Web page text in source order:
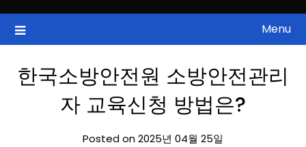
content
ZAN 주식정보
국내증시, 해외증시, 급등주, 낙폭과대, 골든크로스, 상한가, 하한가 등
의 주식 정보.
Menu
한국소방안전원 소방안전관리
자 교육신청 방법은?
Posted on 2025년 04월 25일